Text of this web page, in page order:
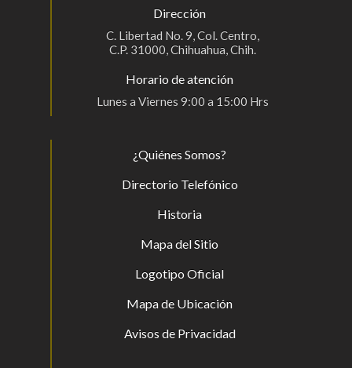
Dirección
C. Libertad No. 9, Col. Centro,
C.P. 31000, Chihuahua, Chih.
Horario de atención
Lunes a Viernes 9:00 a 15:00 Hrs
¿Quiénes Somos?
Directorio Telefónico
Historia
Mapa del Sitio
Logotipo Oficial
Mapa de Ubicación
Avisos de Privacidad